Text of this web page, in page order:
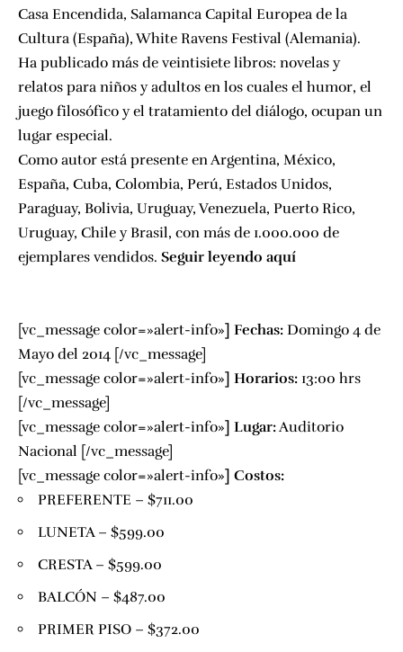
Casa Encendida, Salamanca Capital Europea de la
Cultura (España), White Ravens Festival (Alemania).
Ha publicado más de veintisiete libros: novelas y
relatos para niños y adultos en los cuales el humor, el
juego filosófico y el tratamiento del diálogo, ocupan un
lugar especial.
Como autor está presente en Argentina, México,
España, Cuba, Colombia, Perú, Estados Unidos,
Paraguay, Bolivia, Uruguay, Venezuela, Puerto Rico,
Uruguay, Chile y Brasil, con más de 1.000.000 de
ejemplares vendidos. Seguir leyendo aquí
[vc_message color=»alert-info»] Fechas: Domingo 4 de
Mayo del 2014 [/vc_message]
[vc_message color=»alert-info»] Horarios: 13:00 hrs
[/vc_message]
[vc_message color=»alert-info»] Lugar:Auditorio
Nacional [/vc_message]
[vc_message color=»alert-info»] Costos:
PREFERENTE – $711.00
LUNETA – $599.00
CRESTA – $599.00
BALCÓN – $487.00
PRIMER PISO – $372.00